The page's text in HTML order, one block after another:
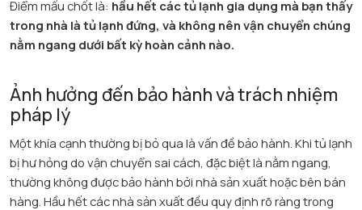
Điểm mấu chốt là: hầu hết các tủ lạnh gia dụng mà bạn thấy
trong nhà là tủ lạnh đứng, và không nên vận chuyển chúng
nằm ngang dưới bất kỳ hoàn cảnh nào.
Ảnh hưởng đến bảo hành và trách nhiệm
pháp lý
Một khía cạnh thường bị bỏ qua là vấn đề bảo hành. Khi tủ lạnh
bị hư hỏng do vận chuyển sai cách, đặc biệt là nằm ngang,
thường không được bảo hành bởi nhà sản xuất hoặc bên bán
hàng. Hầu hết các nhà sản xuất đều quy định rõ ràng trong